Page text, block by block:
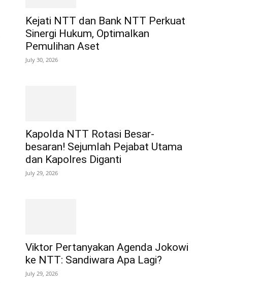
Kejati NTT dan Bank NTT Perkuat
Sinergi Hukum, Optimalkan
Pemulihan Aset
July 30, 2026
Kapolda NTT Rotasi Besar-
besaran! Sejumlah Pejabat Utama
dan Kapolres Diganti
July 29, 2026
Viktor Pertanyakan Agenda Jokowi
ke NTT: Sandiwara Apa Lagi?
July 29, 2026